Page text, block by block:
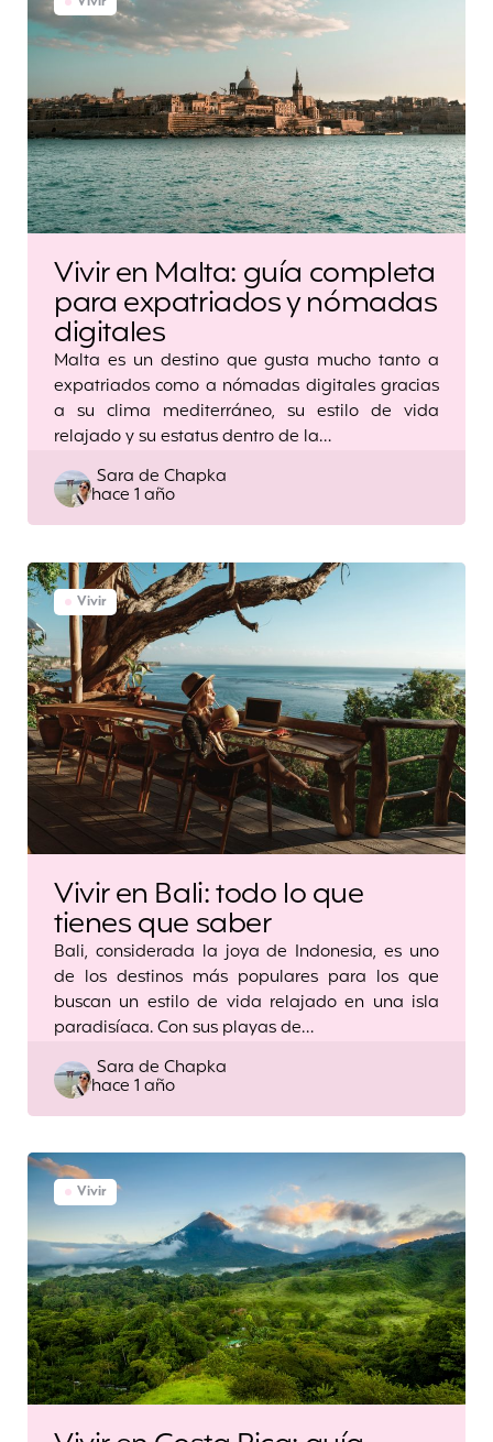
Vivir en Malta: guía completa
para expatriados y nómadas
digitales
Malta es un destino que gusta mucho tanto a
expatriados como a nómadas digitales gracias
a su clima mediterráneo, su estilo de vida
relajado y su estatus dentro de la…
Posted
by
Sara de Chapka
hace 1 año
Vivir
Vivir en Bali: todo lo que
tienes que saber
Bali, considerada la joya de Indonesia, es uno
de los destinos más populares para los que
buscan un estilo de vida relajado en una isla
paradisíaca. Con sus playas de…
Posted
by
Sara de Chapka
hace 1 año
Vivir